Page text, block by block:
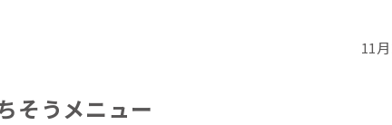
11
そうメニュー